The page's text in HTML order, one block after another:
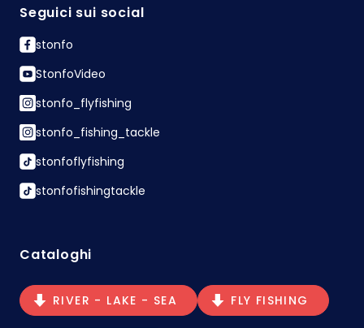
Seguici sui social
stonfo
StonfoVideo
stonfo_flyfishing
stonfo_fishing_tackle
stonfoflyfishing
stonfofishingtackle
Cataloghi
RIVER - LAKE - SEA FLY FISHING